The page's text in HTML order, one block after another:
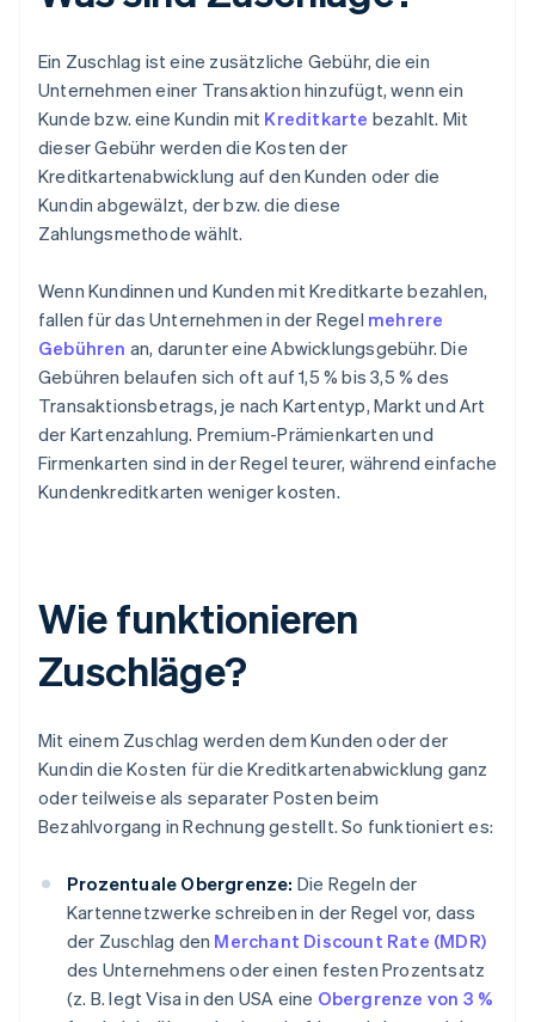
Ein Zuschlag ist eine zusätzliche Gebühr, die ein
Unternehmen einer Transaktion hinzufügt, wenn ein
Kunde bzw. eine Kundin mit Kreditkarte bezahlt. Mit
dieser Gebühr werden die Kosten der
Kreditkartenabwicklung auf den Kunden oder die
Kundin abgewälzt, der bzw. die diese
Zahlungsmethode wählt.
Wenn Kundinnen und Kunden mit Kreditkarte bezahlen,
fallen für das Unternehmen in der Regel mehrere
Gebühren an, darunter eine Abwicklungsgebühr. Die
Gebühren belaufen sich oft auf 1,5 % bis 3,5 % des
Transaktionsbetrags, je nach Kartentyp, Markt und Art
der Kartenzahlung. Premium-Prämienkarten und
Firmenkarten sind in der Regel teurer, während einfache
Kundenkreditkarten weniger kosten.
Wie funktionieren
Zuschläge?
Mit einem Zuschlag werden dem Kunden oder der
Kundin die Kosten für die Kreditkartenabwicklung ganz
oder teilweise als separater Posten beim
Bezahlvorgang in Rechnung gestellt. So funktioniert es:
Prozentuale Obergrenze: Die Regeln der
Kartennetzwerke schreiben in der Regel vor, dass
der Zuschlag den Merchant Discount Rate (MDR)
des Unternehmens oder einen festen Prozentsatz
(z. B. legt Visa in den USA eine Obergrenze von 3 %